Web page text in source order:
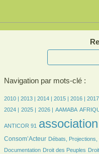
Navigation par mots-clé :
19/3554
2010 |
17/3554
2013 |
276/3554 2014 |
522/3554 2015 |
632/3554 2016 |
709/3554
1039/3554
1030/3554
886/3554
960/3554
724/3554
709/3554
710/3554
2024 |
654/3554
2025 |
532/3554 2026 |
110/3554 AAMABA
282/3554
716/3554
11/3554
46/3554
39/3554
ANTICOR 91 association
Consom’Acteur
233/3554 Débats,
236/3554
109/3554
Documentation
54/3554 Droit des Peuples
252/3554
53/3554
24/3554
93/3554